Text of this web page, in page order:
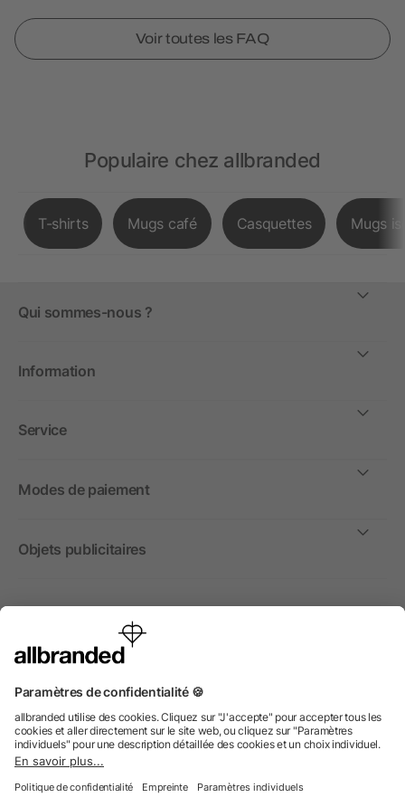
Voir toutes les FAQ
Populaire chez allbranded
T-shirts Mugs café Casquettes Mugs
Qui sommes-nous ?
Information
Service
Modes de paiement
Objets publicitaires
International
Nous commercialisons nos objets publicitaires et articles